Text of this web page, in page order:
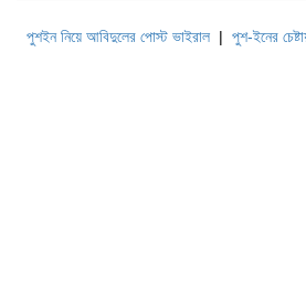
নিয়ে আবিদুলের পোস্ট ভাইরাল|পুশ-ইনের চেষ্টায়